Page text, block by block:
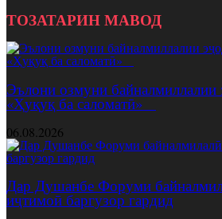
ТОЗАТАРИН МАВОД
Эълони озмуни байналмиллалии
«Ҳуқуқ ба саломатӣ»
06.08.2026
Дар Душанбе Форуми
иҷтимоӣ баргузор гардид